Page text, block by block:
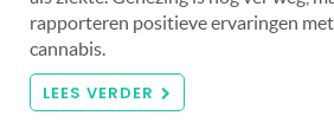
rapporteren positieve ervaringen
cannabis.
LEES VERDER